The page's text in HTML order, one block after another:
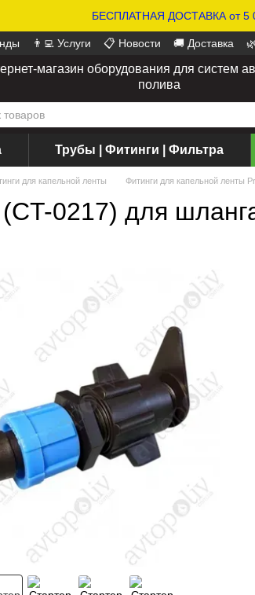
БЕСПЛАТНАЯ ДОСТАВКА от 5
👨‍💻 Услуги 📋 Новости 🚚 Доставка
магазин оборудования для систем
полива
Трубы | Фитинги | Фильтра
для капельной ленты Фитинги для капельной ленты
0217) для